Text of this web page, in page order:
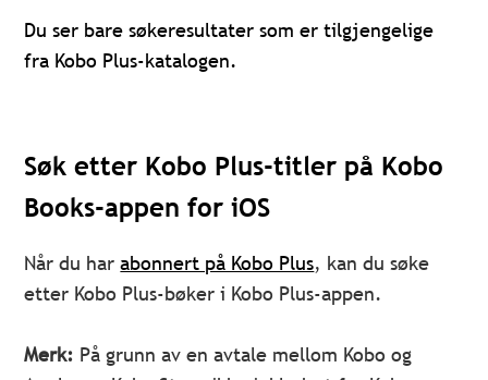
Du ser bare søkeresultater som er tilgjengelige
fra Kobo Plus-katalogen.
Søk etter Kobo Plus-titler på Kobo
Books-appen for iOS
Når du harabonnert på Kobo Plus, kan du søke
etter Kobo Plus-bøker i Kobo Plus-appen.
Merk: På grunn av en avtale mellom Kobo og